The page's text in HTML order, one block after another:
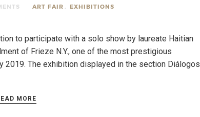
ART FAIR , EXHIBITIONS
to participate with a solo show by laureate Haitian
of Frieze N.Y., one of the most prestigious
2019. The exhibition displayed in the section Diálogos
MORE